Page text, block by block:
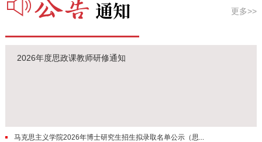
更多>>
2026年度思政课教师研修通知
马克思主义学院2026年博士研究生招生拟录取名单公示（思...